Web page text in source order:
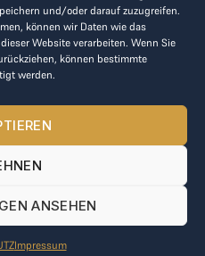
und/oder darauf zuzugreifen.
können wir Daten wie das
Website verarbeiten. Wenn Sie
können bestimmte
werden.
ANSEHEN
Impressum
Datenrichtlinie
Ihnen gerne weiter.
vorbehalten.